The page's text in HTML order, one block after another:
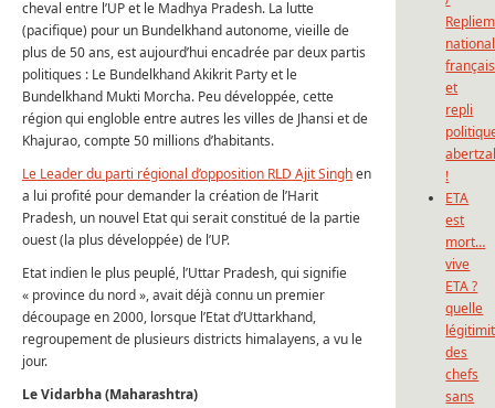
cheval entre l’UP et le Madhya Pradesh. La lutte
(pacifique) pour un Bundelkhand autonome, vieille de
plus de 50 ans, est aujourd’hui encadrée par deux partis
politiques : Le Bundelkhand Akikrit Party et le
Bundelkhand Mukti Morcha. Peu développée, cette
région qui engloble entre autres les villes de Jhansi et de
Khajurao, compte 50 millions d’habitants.
Le Leader du parti régional d’opposition RLD Ajit Singhen
a lui profité pour demander la création de l’Harit
Pradesh, un nouvel Etat qui serait constitué de la partie
ouest (la plus développée) de l’UP.
Etat indien le plus peuplé, l’Uttar Pradesh, qui signifie
« province du nord », avait déjà connu un premier
découpage en 2000, lorsque l’Etat d’Uttarkhand,
regroupement de plusieurs districts himalayens, a vu le
jour.
Le Vidarbha (Maharashtra)
et
repli
!
ETA
est
mort…
vive
ETA ?
quelle
des
chefs
sans